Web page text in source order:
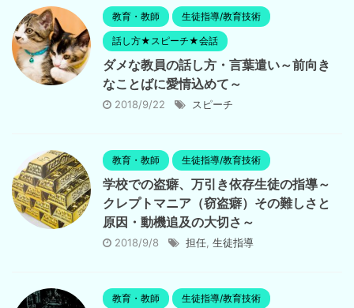
教育・教師 生徒指導/教育技術
話し方★スピーチ★会話
ダメな教員の話し方・言葉遣い～前向き
なことばに愛情込めて～
2018/9/22 スピーチ
教育・教師 生徒指導/教育技術
学校での盗癖、万引き依存生徒の指導～
クレプトマニア（窃盗癖）その難しさと
原因・動機追及の大切さ～
2018/9/8 担任 生徒指導
教育・教師 生徒指導/教育技術